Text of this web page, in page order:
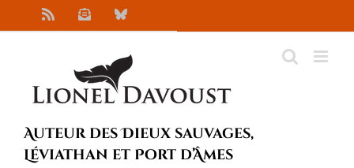
au
NewsletterBluesky
Auteur des Dieux sauvages,
Léviathan et Port d’Âmes